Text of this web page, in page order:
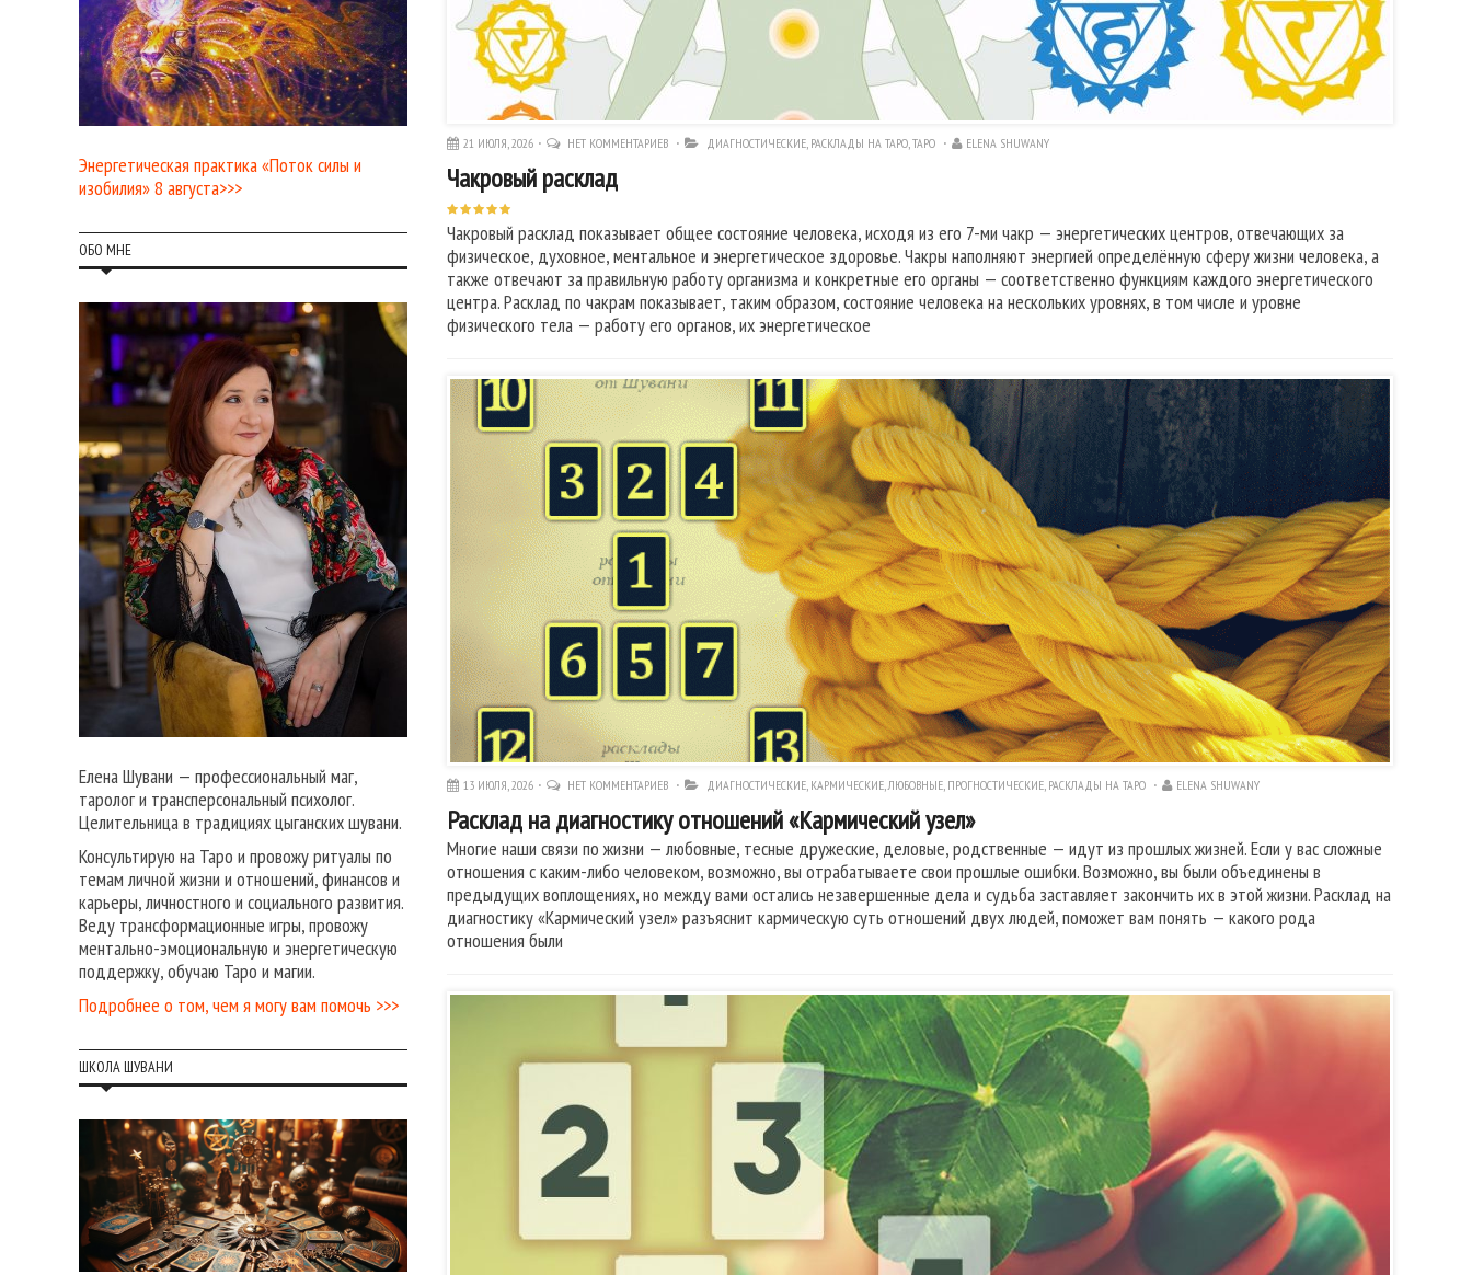
21 ИЮЛЯ, 2026 НЕТ КОММЕНТАРИЕВ ДИАГНОСТИЧЕСКИЕ, РАСКЛАДЫ НА ТАРО,ТАРО ELENA SHUWANY
Чакровый расклад
Чакровый расклад показывает общее состояние человека, исходя из его 7-ми чакр — энергетических центров, отвечающих за
физическое, духовное, ментальное и энергетическое здоровье. Чакры наполняют энергией определённую сферу жизни человека, а
также отвечают за правильную работу организма и конкретные его органы — соответственно функциям каждого энергетического
центра. Расклад по чакрам показывает, таким образом, состояние человека на нескольких уровнях, в том числе и уровне
физического тела — работу его органов, их энергетическое
13 ИЮЛЯ, 2026 НЕТ КОММЕНТАРИЕВ ДИАГНОСТИЧЕСКИЕ, КАРМИЧЕСКИЕ,ЛЮБОВНЫЕ, ПРОГНОСТИЧЕСКИЕ, РАСКЛАДЫ НА ТАРО ELENA SHUWANY
Расклад на диагностику отношений «Кармический узел»
Многие наши связи по жизни — любовные, тесные дружеские, деловые, родственные — идут из прошлых жизней. Если у вас сложные
отношения с каким-либо человеком, возможно, вы отрабатываете свои прошлые ошибки. Возможно, вы были объединены в
предыдущих воплощениях, но между вами остались незавершенные дела и судьба заставляет закончить их в этой жизни. Расклад на
диагностику «Кармический узел» разъяснит кармическую суть отношений двух людей, поможет вам понять — какого рода
отношения были
Энергетическая практика «Поток силы и
изобилия» 8 августа>>>
ОБО МНЕ
Елена Шувани — профессиональный маг,
таролог и трансперсональный психолог.
Целительница в традициях цыганских шувани.
Консультирую на Таро и провожу ритуалы по
темам личной жизни и отношений, финансов и
карьеры, личностного и социального развития.
Веду трансформационные игры, провожу
ментально-эмоциональную и энергетическую
поддержку, обучаю Таро и магии.
Подробнее о том, чем я могу вам помочь >>>
ШКОЛА ШУВАНИ